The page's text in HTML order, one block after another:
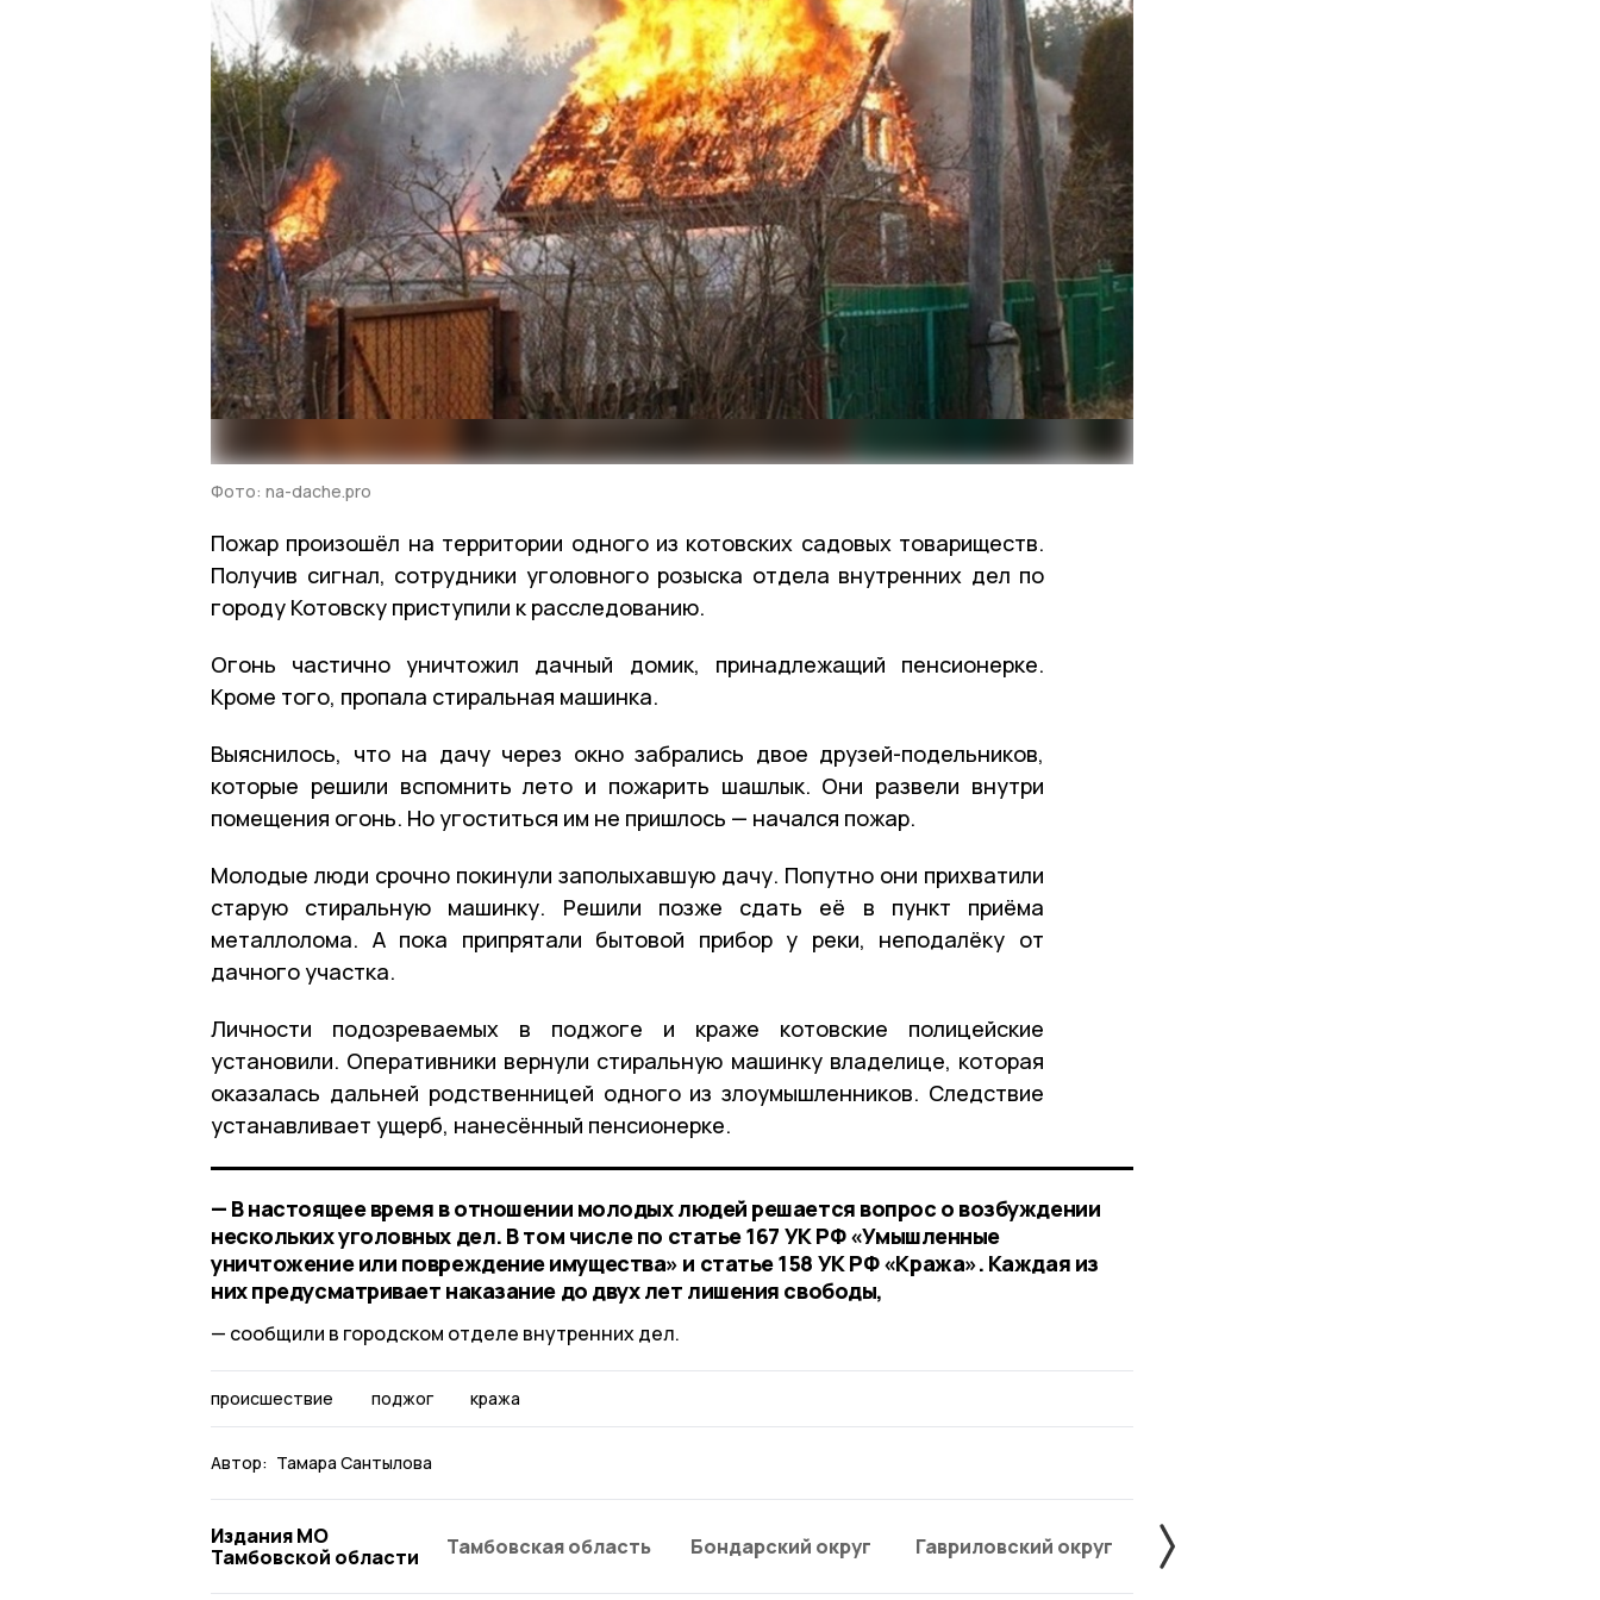
Фото: na-dache.pro
Пожар произошёл на территории одного из котовских садовых товариществ.
Получив сигнал, сотрудники уголовного розыска отдела внутренних дел по
городу Котовску приступили к расследованию.
Огонь частично уничтожил дачный домик, принадлежащий пенсионерке.
Кроме того, пропала стиральная машинка.
Выяснилось, что на дачу через окно забрались двое друзей-подельников,
которые решили вспомнить лето и пожарить шашлык. Они развели внутри
помещения огонь. Но угоститься им не пришлось — начался пожар.
Молодые люди срочно покинули заполыхавшую дачу. Попутно они прихватили
старую стиральную машинку. Решили позже сдать её в пункт приёма
металлолома. А пока припрятали бытовой прибор у реки, неподалёку от
дачного участка.
Личности подозреваемых в поджоге и краже котовские полицейские
установили. Оперативники вернули стиральную машинку владелице, которая
оказалась дальней родственницей одного из злоумышленников. Следствие
устанавливает ущерб, нанесённый пенсионерке.
— В настоящее время в отношении молодых людей решается вопрос о возбуждении
нескольких уголовных дел. В том числе по статье 167 УК РФ «Умышленные
уничтожение или повреждение имущества» и статье 158 УК РФ «Кража». Каждая из
них предусматривает наказание до двух лет лишения свободы,
сообщили в городском отделе внутренних дел.
происшествие поджог кража
Автор: Тамара Сантылова
Издания МО
Тамбовской области
Тамбовская область Бондарский округ Гавриловский округ Жердевский округ